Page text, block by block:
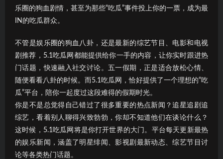
乐圈的狗血剧情，甚至为那些“吃瓜”事件投上你的一票，成为最
IN的吃瓜群众。
不管是娱乐圈的狗血八卦，还是最新的综艺节目、电影和电视
剧推荐，5.1吃瓜网都能提供给你一手的内容，让你实时跟进热
门话题，快速融入社交讨论。五一假期，正是适合放松心情、
随便看看八卦的时候。而5.1吃瓜网，恰好提供了一个理想的“吃
瓜”平台，陪你一起度过这段难得的假期时光。
你是不是总觉得自己错过了很多重要的热点新闻？追星追剧追
综艺，看着别人聊得兴致勃勃，你却不知道他们在谈论什么？
这时候，5.1吃瓜网将是你打开世界的大门。平台每天更新最热
的娱乐新闻，涵盖了明星绯闻、影视剧最新动态、综艺节目讨
论等各类热门话题。